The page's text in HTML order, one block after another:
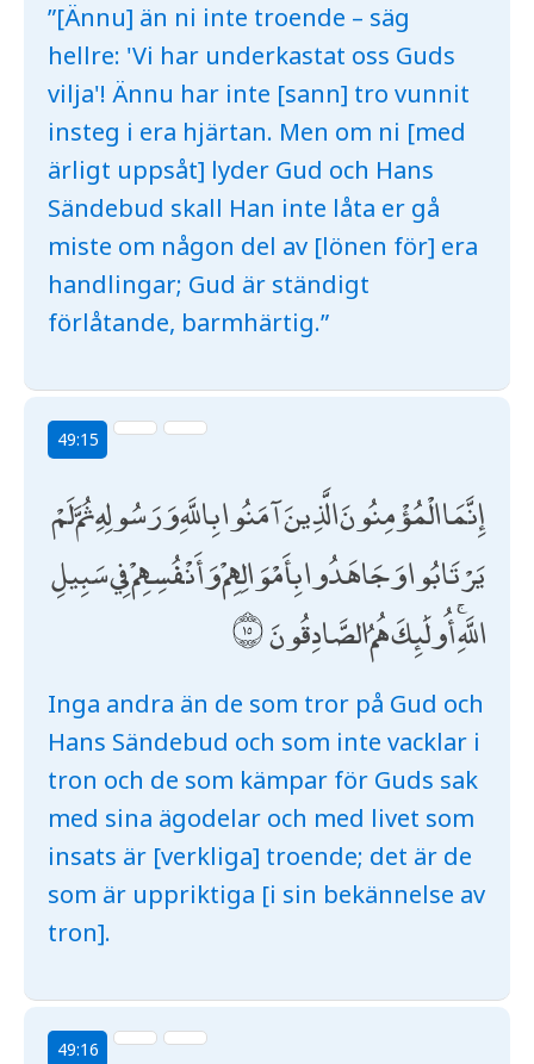
”[Ännu] än ni inte troende – säg
hellre: 'Vi har underkastat oss Guds
vilja'! Ännu har inte [sann] tro vunnit
insteg i era hjärtan. Men om ni [med
ärligt uppsåt] lyder Gud och Hans
Sändebud skall Han inte låta er gå
miste om någon del av [lönen för] era
handlingar; Gud är ständigt
förlåtande, barmhärtig.”
49:15
إِنَّمَا الْمُؤْمِنُونَ الَّذِينَ آمَنُوا بِاللَّهِ وَرَسُولِهِ ثُمَّ لَمْ
يَرْتَابُوا وَجَاهَدُوا بِأَمْوَالِهِمْ وَأَنْفُسِهِمْ فِي سَبِيلِ
اللَّهِ ۚ أُولَٰئِكَ هُمُ الصَّادِقُونَ
Inga andra än de som tror på Gud och
Hans Sändebud och som inte vacklar i
tron och de som kämpar för Guds sak
med sina ägodelar och med livet som
insats är [verkliga] troende; det är de
som är uppriktiga [i sin bekännelse av
tron].
49:16